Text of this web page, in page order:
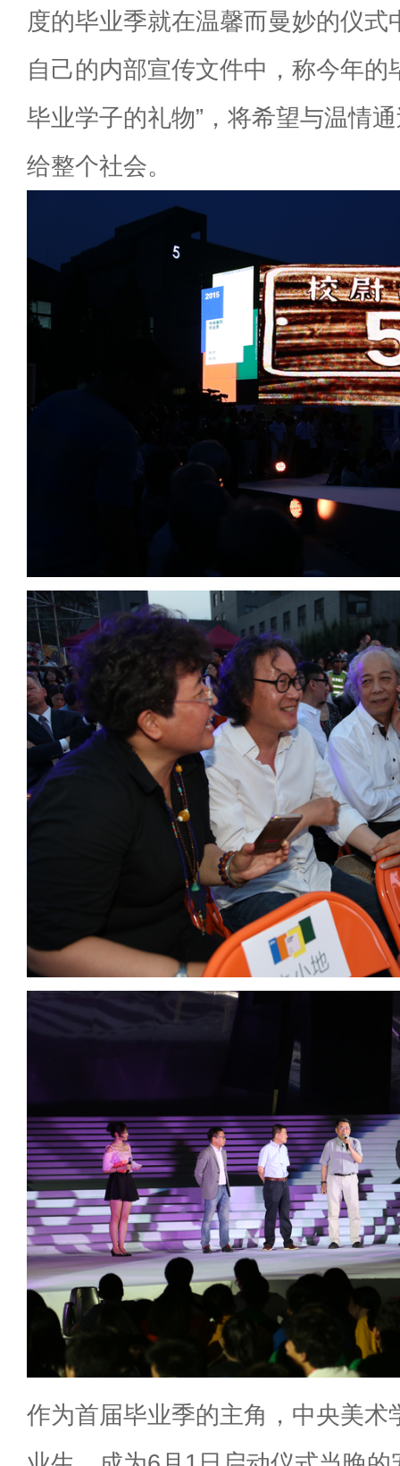
度的毕业季就在温馨而曼妙的仪式
自己的内部宣传文件中，称今年的
毕业学子的礼物”，将希望与温情
给整个社会。
作为首届毕业季的主角，中央美术